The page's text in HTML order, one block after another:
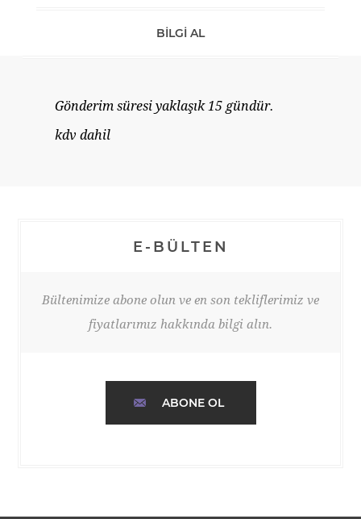
BILGI AL
Gönderim süresi yaklaşık 15 gündür.
kdv dahil
E-BÜLTEN
Bültenimize abone olun ve en son tekliflerimiz ve
fiyatlarımız hakkında bilgi alın.
ABONE OL